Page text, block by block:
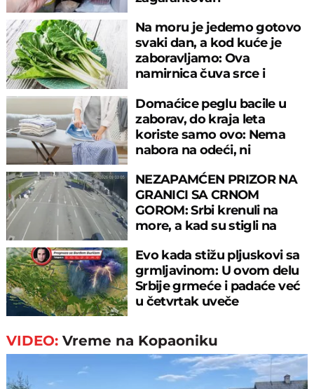
Na moru je jedemo gotovo
svaki dan, a kod kuće je
zaboravljamo: Ova
namirnica čuva srce i
Domaćice peglu bacile u
zaborav, do kraja leta
koriste samo ovo: Nema
nabora na odeći, ni
NEZAPAMĆEN PRIZOR NA
GRANICI SA CRNOM
GOROM: Srbi krenuli na
more, a kad su stigli na
Evo kada stižu pljuskovi sa
grmljavinom: U ovom delu
Srbije grmeće i padaće već
u četvrtak uveče
VIDEO:Vreme na Kopaoniku